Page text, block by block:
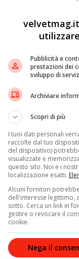
Pubblicità e
prestazioni dei
sviluppo di
Archiviare
Scopri di più
I tuoi dati personali
raccolte dal tuo
del dispositivo)
visualizzate e
questo sito. Noi e i
localizzazione esatti.
Alcuni fornitori
dell'interesse legittimo,
sotto. Cerca un link in
gestire o revocare il
cookie.
Nega il